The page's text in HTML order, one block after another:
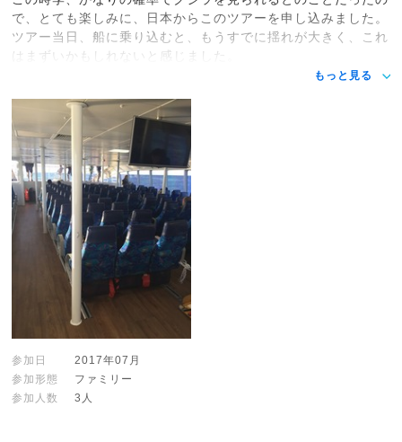
で、とても楽しみに、日本からこのツアーを申し込みました。
ツアー当日、船に乗り込むと、もうすでに揺れが大きく、これ
はまずいかもしれないと感じました。
もっと見る
参加日
2017年07月
参加形態
ファミリー
参加人数
3人